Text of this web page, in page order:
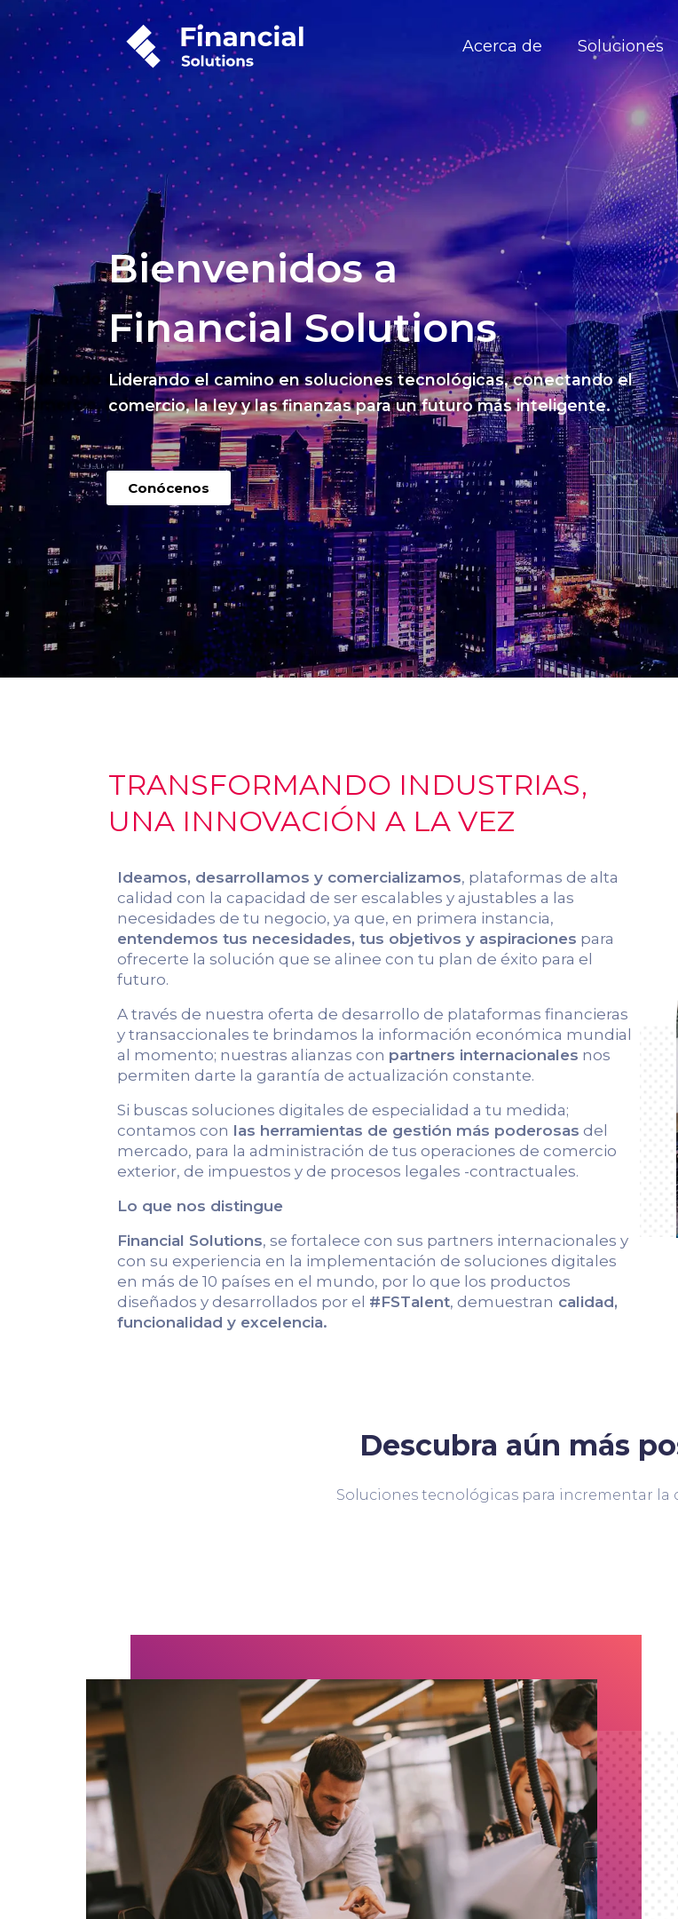
Acerca de Soluciones
Bienvenidos a
Financial Solutions
Liderando el camino en soluciones tecnológicas, conectando el
comercio, la ley y las finanzas para un futuro más inteligente.
Conócenos
TRANSFORMANDO INDUSTRIAS,
UNA INNOVACIÓN A LA VEZ
Ideamos, desarrollamos y comercializamos, plataformas de alta
calidad con la capacidad de ser escalables y ajustables a las
necesidades de tu negocio, ya que, en primera instancia,
entendemos tus necesidades, tus objetivos y aspiraciones para
ofrecerte la solución que se alinee con tu plan de éxito para el
futuro.
A través de nuestra oferta de desarrollo de plataformas financieras
y transaccionales te brindamos la información económica mundial
al momento; nuestras alianzas con partners internacionales nos
permiten darte la garantía de actualización constante.
Si buscas soluciones digitales de especialidad a tu medida;
contamos con las herramientas de gestión más poderosas del
mercado, para la administración de tus operaciones de comercio
exterior, de impuestos y de procesos legales -contractuales.
Lo que nos distingue
Financial Solutions, se fortalece con sus partners internacionales y
con su experiencia en la implementación de soluciones digitales
en más de 10 países en el mundo, por lo que los productos
diseñados y desarrollados por el #FSTalent, demuestran calidad,
funcionalidad y excelencia.
Descubra aún más
Soluciones tecnológicas para incrementar la